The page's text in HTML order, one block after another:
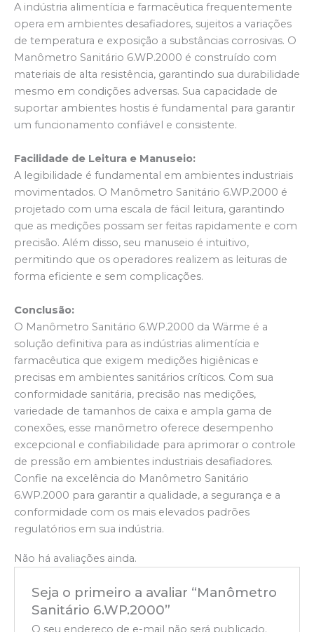
A indústria alimentícia e farmacêutica frequentemente
opera em ambientes desafiadores, sujeitos a variações
de temperatura e exposição a substâncias corrosivas. O
Manômetro Sanitário 6.WP.2000 é construído com
materiais de alta resistência, garantindo sua durabilidade
mesmo em condições adversas. Sua capacidade de
suportar ambientes hostis é fundamental para garantir
um funcionamento confiável e consistente.
Facilidade de Leitura e Manuseio:
A legibilidade é fundamental em ambientes industriais
movimentados. O Manômetro Sanitário 6.WP.2000 é
projetado com uma escala de fácil leitura, garantindo
que as medições possam ser feitas rapidamente e com
precisão. Além disso, seu manuseio é intuitivo,
permitindo que os operadores realizem as leituras de
forma eficiente e sem complicações.
Conclusão:
O Manômetro Sanitário 6.WP.2000 da Wärme é a
solução definitiva para as indústrias alimentícia e
farmacêutica que exigem medições higiênicas e
precisas em ambientes sanitários críticos. Com sua
conformidade sanitária, precisão nas medições,
variedade de tamanhos de caixa e ampla gama de
conexões, esse manômetro oferece desempenho
excepcional e confiabilidade para aprimorar o controle
de pressão em ambientes industriais desafiadores.
Confie na excelência do Manômetro Sanitário
6.WP.2000 para garantir a qualidade, a segurança e a
conformidade com os mais elevados padrões
regulatórios em sua indústria.
Não há avaliações ainda.
Seja o primeiro a avaliar “Manômetro
Sanitário 6.WP.2000”
O seu endereço de e-mail não será publicado.